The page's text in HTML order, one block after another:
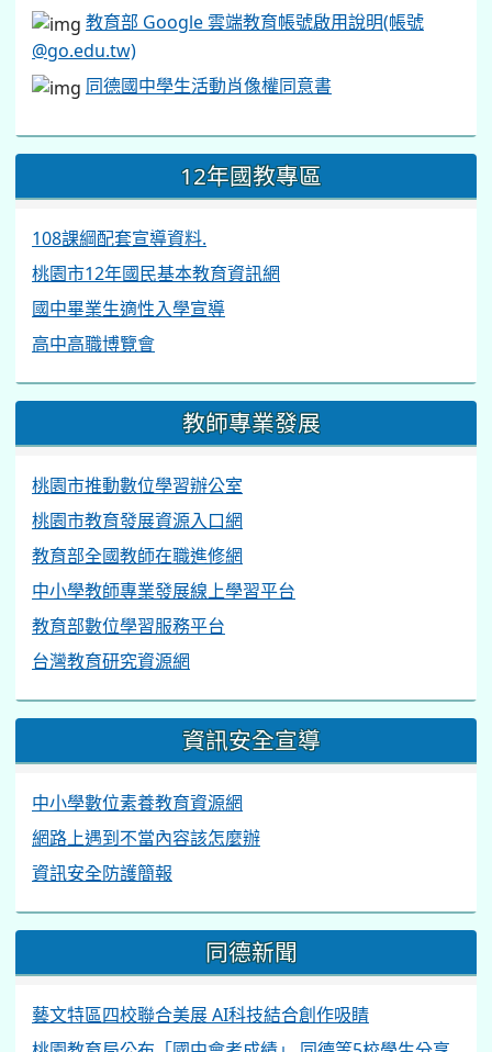
教育部 Google 雲端教育帳號啟用說明(帳號
@go.edu.tw)
同德國中學生活動肖像權同意書
12年國教專區
108課綱配套宣導資料.
桃園市12年國民基本教育資訊網
國中畢業生適性入學宣導
高中高職博覽會
教師專業發展
桃園市推動數位學習辦公室
桃園市教育發展資源入口網
教育部全國教師在職進修網
中小學教師專業發展線上學習平台
教育部數位學習服務平台
台灣教育研究資源網
資訊安全宣導
中小學數位素養教育資源網
網路上遇到不當內容該怎麼辦
資訊安全防護簡報
同德新聞
藝文特區四校聯合美展 AI科技結合創作吸睛